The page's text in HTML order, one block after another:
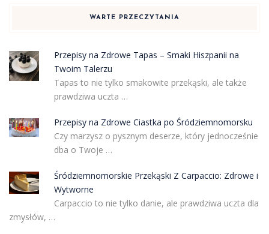
WARTE PRZECZYTANIA
Przepisy na Zdrowe Tapas – Smaki Hiszpanii na
Twoim Talerzu
Tapas to nie tylko smakowite przekąski, ale także
prawdziwa uczta …
Przepisy na Zdrowe Ciastka po Śródziemnomorsku
Czy marzysz o pysznym deserze, który jednocześnie
dba o Twoje …
Śródziemnomorskie Przekąski Z Carpaccio: Zdrowe i
Wytworne
Carpaccio to nie tylko danie, ale prawdziwa uczta dla
zmysłów, …